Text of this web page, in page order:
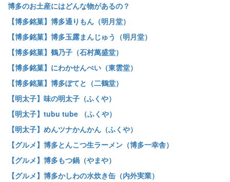
博多のお土産にはどんな物があるの？
【博多銘菓】博多通りもん（明月堂）
【博多銘菓】博多玉露まんじゅう（明月堂）
【博多銘菓】鶴乃子（石村萬盛堂）
【博多銘菓】にわかせんぺい（東雲堂）
【博多銘菓】博多ぽてと（二鶴堂）
【明太子】味の明太子（ふくや）
【明太子】tubu tube （ふくや）
【明太子】めんツナかんかん（ふくや）
【グルメ】博多とんこつ生ラーメン（博多一幸舎）
【グルメ】博多もつ鍋（やまや）
【グルメ】博多かしわの水炊き缶（内外実業）